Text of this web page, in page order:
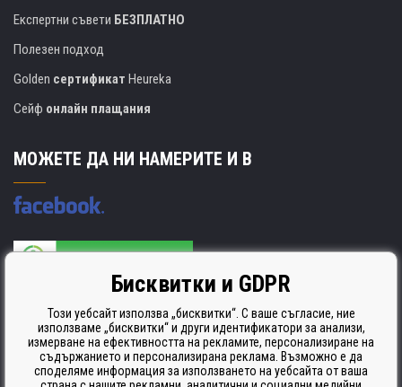
Експертни съвети БЕЗПЛАТНО
Полезен подход
Golden сертификат Heureka
Сейф онлайн плащания
МОЖЕТЕ ДА НИ НАМЕРИТЕ И В
Производителят на касети е сертифициран
ISO 9001. ISO 14001 и STMC.
Бисквитки и GDPR
Този уебсайт използва „бисквитки“. С ваше съгласие, ние
използваме „бисквитки“ и други идентификатори за анализи,
измерване на ефективността на рекламите, персонализиране на
съдържанието и персонализирана реклама. Възможно е да
споделяме информация за използването на уебсайта от ваша